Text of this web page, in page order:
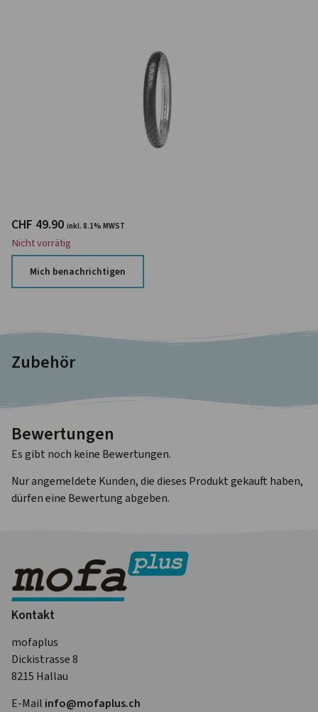
CHF 49.90 inkl. 8.1% MWST
Nicht vorrätig
Mich benachrichtigen
Zubehör
Bewertungen
Es gibt noch keine Bewertungen.
Nur angemeldete Kunden, die dieses Produkt gekauft haben,
dürfen eine Bewertung abgeben.
Kontakt
mofaplus
Dickistrasse 8
8215 Hallau
E-Mail info@mofa­plus.ch